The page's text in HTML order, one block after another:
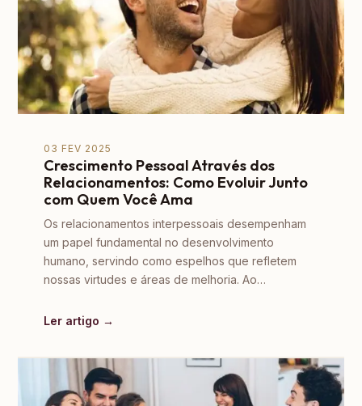
03 FEV 2025
Crescimento Pessoal Através dos
Relacionamentos: Como Evoluir Junto
com Quem Você Ama
Os relacionamentos interpessoais desempenham
um papel fundamental no desenvolvimento
humano, servindo como espelhos que refletem
nossas virtudes e áreas de melhoria. Ao…
Ler artigo →